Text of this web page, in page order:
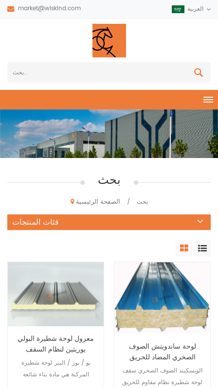
market@wiskind.com العربية
بحث
الصفحة الرئيسية / بحث
فئات المنتجات
معزول لوحة شطيرة البولي
يوريثين لنظام السقف
المعدني
بو / بور / البير لوحة شطيرة
المركبة هي مادة بناء شائعة
لوحة ساندويتش الصوف
الصخري المضاد للحريق
لنظام السقف المعدني
الويسكيند الصوف الصخري سقف
لوحة شطيرة نظام مقاوم للحريق